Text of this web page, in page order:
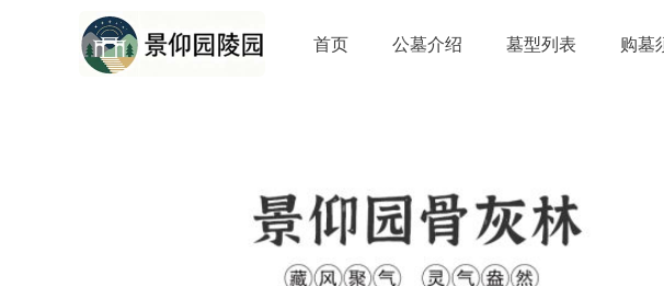
首页 公墓介绍 墓型列表 购墓